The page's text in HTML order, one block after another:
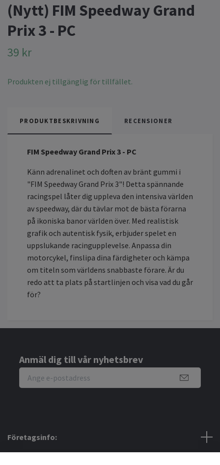
(Nytt) FIM Speedway Grand
Prix 3 - PC
39 kr
Produkten ej tillgänglig för tillfället.
PRODUKTBESKRIVNING RECENSIONER
FIM Speedway Grand Prix 3 - PC
Känn adrenalinet och doften av bränt gummi i
"FIM Speedway Grand Prix 3"! Detta spännande
racingspel låter dig uppleva den intensiva världen
av speedway, där du tävlar mot de bästa förarna
på ikoniska banor världen över. Med realistisk
grafik och autentisk fysik, erbjuder spelet en
uppslukande racingupplevelse. Anpassa din
motorcykel, finslipa dina färdigheter och kämpa
om titeln som världens snabbaste förare. Är du
redo att ta plats på startlinjen och visa vad du går
för?
Anmäl dig till vår nyhetsbrev
Företagsinfo: